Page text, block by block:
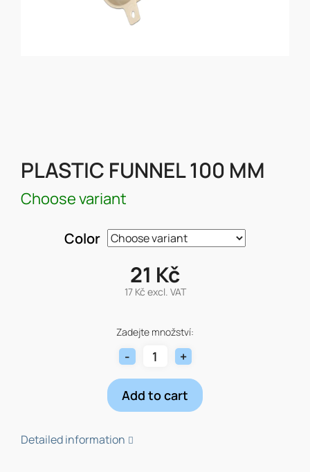
PLASTIC FUNNEL 100 MM
Choose variant
Color
21 Kč
17 Kč excl. VAT
price:
Zadejte množství:
Add to cart
Detailed information